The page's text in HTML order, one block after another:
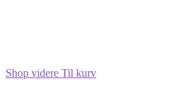
Shop videre Til kurv